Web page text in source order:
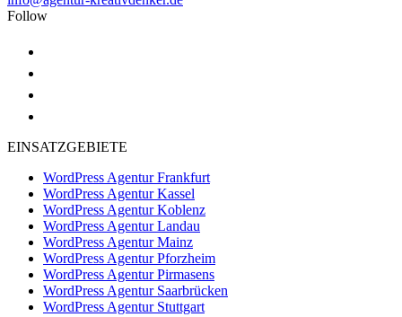
Follow
EINSATZGEBIETE
WordPress Agentur Frankfurt
WordPress Agentur Kassel
WordPress Agentur Koblenz
WordPress Agentur Landau
WordPress Agentur Mainz
WordPress Agentur Pforzheim
WordPress Agentur Pirmasens
WordPress Agentur Saarbrücken
WordPress Agentur Stuttgart